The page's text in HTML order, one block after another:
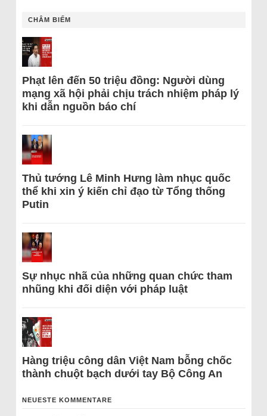
CHÂM BIẾM
Phạt lên đến 50 triệu đồng: Người dùng
mạng xã hội phải chịu trách nhiệm pháp lý
khi dẫn nguồn báo chí
Thủ tướng Lê Minh Hưng làm nhục quốc
thể khi xin ý kiến chỉ đạo từ Tổng thống
Putin
Sự nhục nhã của những quan chức tham
nhũng khi đối diện với pháp luật
Hàng triệu công dân Việt Nam bỗng chốc
thành chuột bạch dưới tay Bộ Công An
NEUESTE KOMMENTARE